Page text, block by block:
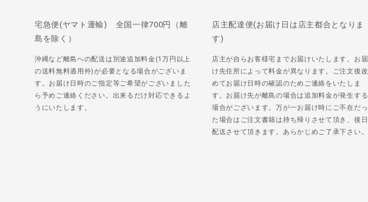
宅急便(ヤマト運輸) 全国一律700円（離
島を除く）
沖縄など離島への配送は別途追加料金(1万円以上
の送料無料適用外)が必要となる場合がございま
す。お届け日時のご指定等ご希望がございました
ら予めご連絡ください。出来るだけ対応できるよ
うにいたします。
店主配達便(お届け日は店主都合となりま
す)
店主が自らお客様宅までお届けいたします。お届
け先住所によって料金が異なります。ご注文後改
めてお届け日時の確認のためご連絡をいたしま
す。お届け先が離島の場合は追加料金が発生する
場合がございます。万が一お届け時にご不在だっ
た場合はご注文書籍は持ち帰りさせて頂き、後日
配送させて頂きます。あらかじめご了承下さい。